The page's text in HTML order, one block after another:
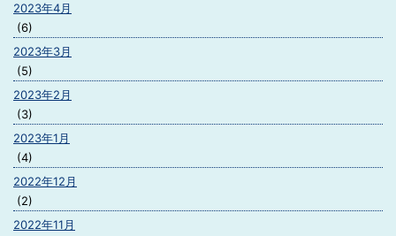
2023年4月
(6)
2023年3月
(5)
2023年2月
(3)
2023年1月
(4)
2022年12月
(2)
2022年11月